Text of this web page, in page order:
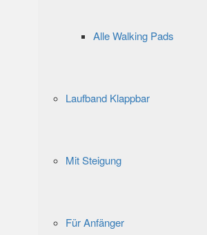
Alle Walking Pads
Laufband Klappbar
Mit Steigung
Für Anfänger